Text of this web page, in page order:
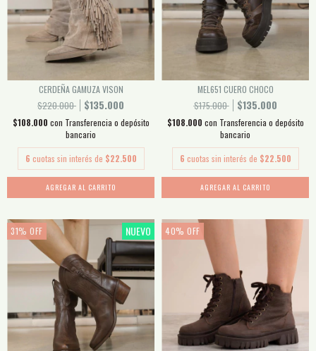
CERDEÑA GAMUZA VISON
$220.000
$135.000
$108.000 con Transferencia o depósito
bancario
6 cuotas sin interés de $22.500
AGREGAR AL CARRITO
MEL651 CUERO CHOCO
$175.000
$135.000
$108.000 con Transferencia o depósito
bancario
6 cuotas sin interés de $22.500
AGREGAR AL CARRITO
31% OFF NUEVO 40% OFF